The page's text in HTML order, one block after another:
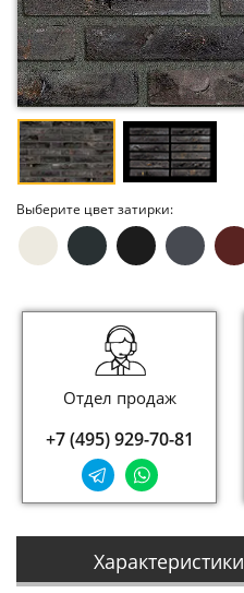
Выберите цвет затирки:
Отдел продаж
+7 (495) 929-70-81
Характеристики